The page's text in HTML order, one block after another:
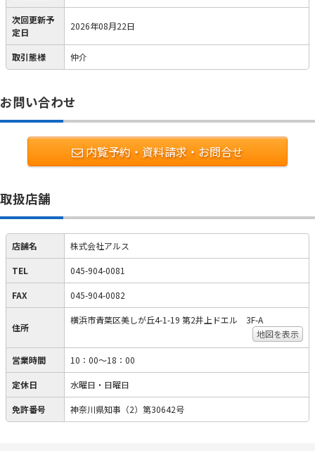
次回更新予
定日
2026年08月22日
取引態様 仲介
お問い合わせ
内覧予約・資料請求・お問合せ
取扱店舗
店舗名 株式会社アルス
TEL 045-904-0081
FAX 045-904-0082
住所
横浜市青葉区美しが丘4-1-19 第2井上ドエル 3F-A
地図を表示
営業時間 10：00～18：00
定休日 水曜日・日曜日
免許番号 神奈川県知事（2）第30642号